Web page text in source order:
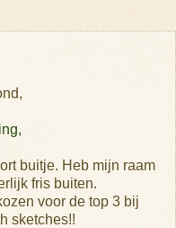
buitje. Heb mijn raam
fris buiten.
voor de top 3 bij
sketches!!